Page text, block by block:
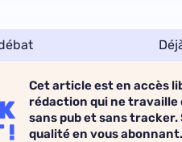
Cet article est en accès
rédaction qui ne travaille
sans pub et sans
qualité en vous abonnant.